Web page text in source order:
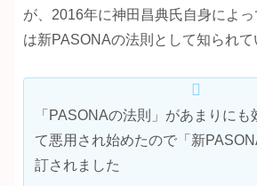
が、2016年に神田昌典氏自身によ
は新PASONAの法則として知られて
「PASONAの法則」があまりに
て悪用され始めたので「新
訂されました